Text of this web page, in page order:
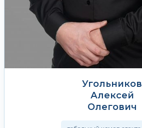
Угольников
Алексей
Олегович